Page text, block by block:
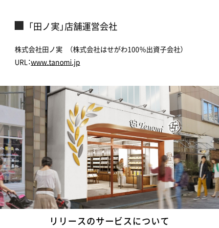
「田ノ実」店舗運営会社
株式会社田ノ実 （株式会社はせがわ100％出資子会社）
URL：www.tanomi.jp
リリースのサービスについて